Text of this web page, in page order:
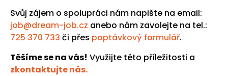
Svůj zájem o spolupráci nám napište na email:
job@dream-job.cz anebo nám zavolejte na tel.:
725 370 733 či přes poptávkový formulář.
Těšíme se na vás! Využijte této příležitosti a
zkontaktujte nás.